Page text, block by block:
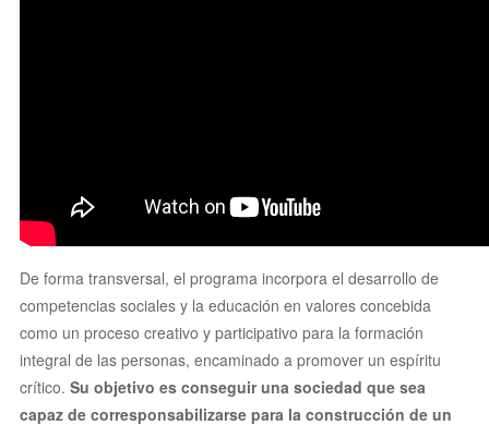
De forma transversal, el programa incorpora el desarrollo de
competencias sociales y la educación en valores concebida
como un proceso creativo y participativo para la formación
integral de las personas, encaminado a promover un espíritu
crítico. Su objetivo es conseguir una sociedad que sea
capaz de corresponsabilizarse para la construcción de un